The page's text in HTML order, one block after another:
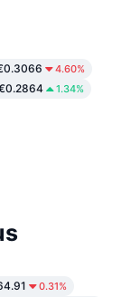
4.60%
1.34%
0.31%